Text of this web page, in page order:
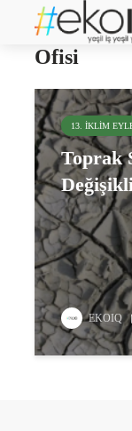
Heinrich
Ofisi
13. İKLIM
Toprak
EKOIQ